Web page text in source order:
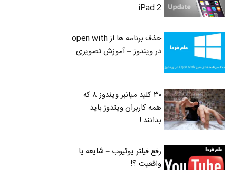
iPad 2
حذف برنامه ها از open with
در ویندوز – آموزش تصویری
۳۰ کلید میانبر ویندوز ۸ که
همه کاربران ویندوز باید
بدانند !
رفع فیلتر یوتیوب – شایعه یا
واقعیت ؟!